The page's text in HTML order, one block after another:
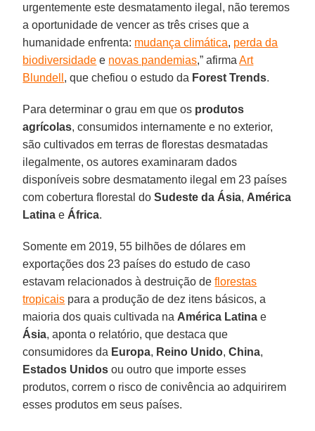
urgentemente este desmatamento ilegal, não teremos
a oportunidade de vencer as três crises que a
humanidade enfrenta: mudança climática, perda da
biodiversidade e novas pandemias,” afirmaArt
Blundell , que chefiou o estudo da Forest Trends.
Para determinar o grau em que os produtos
agrícolas, consumidos internamente e no exterior,
são cultivados em terras de florestas desmatadas
ilegalmente, os autores examinaram dados
disponíveis sobre desmatamento ilegal em 23 países
com cobertura florestal doSudeste da Ásia, América
Latina e África.
Somente em 2019, 55 bilhões de dólares em
exportações dos 23 países do estudo de caso
estavam relacionados à destruição deflorestas
tropicais para a produção de dez itens básicos, a
maioria dos quais cultivada na América Latina e
Ásia, aponta o relatório, que destaca que
consumidores da Europa, Reino Unido,China,
Estados Unidos ou outro que importe esses
produtos, correm o risco de conivência ao adquirirem
esses produtos em seus países.